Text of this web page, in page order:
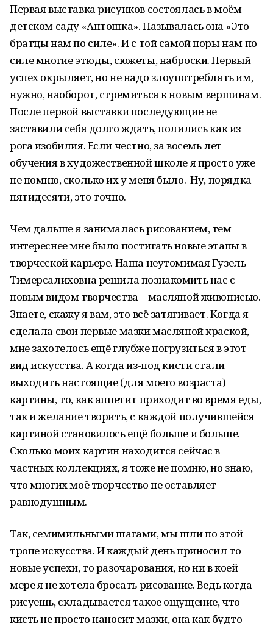
Первая выставка рисунков состоялась в моём
детском саду «Антошка». Называлась она «Это
братцы нам по силе». И с той самой поры нам по
силе многие этюды, сюжеты, наброски. Первый
успех окрыляет, но не надо злоупотреблять им,
нужно, наоборот, стремиться к новым вершинам.
После первой выставки последующие не
заставили себя долго ждать, полились как из
рога изобилия. Если честно, за восемь лет
обучения в художественной школе я просто уже
не помню, сколько их у меня было. Ну, порядка
пятидесяти, это точно.
Чем дальше я занималась рисованием, тем
интереснее мне было постигать новые этапы в
творческой карьере. Наша неутомимая Гузель
Тимерсалиховна решила познакомить нас с
новым видом творчества – масляной живописью.
Знаете, скажу я вам, это всё затягивает. Когда я
сделала свои первые мазки масляной краской,
мне захотелось ещё глубже погрузиться в этот
вид искусства. А когда из-под кисти стали
выходить настоящие (для моего возраста)
картины, то, как аппетит приходит во время еды,
так и желание творить, с каждой получившейся
картиной становилось ещё больше и больше.
Сколько моих картин находится сейчас в
частных коллекциях, я тоже не помню, но знаю,
что многих моё творчество не оставляет
равнодушным.
Так, семимильными шагами, мы шли по этой
тропе искусства. И каждый день приносил то
новые успехи, то разочарования, но ни в коей
мере я не хотела бросать рисование. Ведь когда
рисуешь, складывается такое ощущение, что
кисть не просто наносит мазки, она как будто